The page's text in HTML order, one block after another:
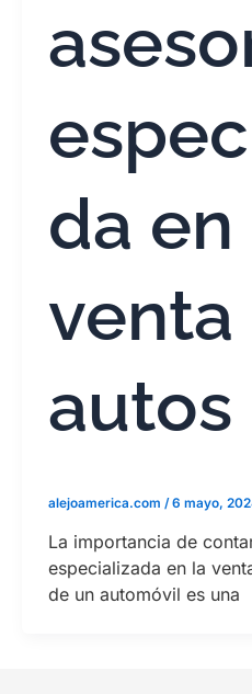
da en
venta
autos
alejoamerica.com /6 mayo,
La importancia de
especializada en la
de un automóvil es una